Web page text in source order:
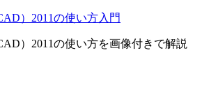
）2011の使い方入門
）2011の使い方を画像付きで解説